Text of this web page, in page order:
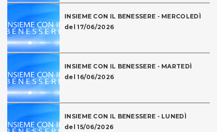
INSIEME CON IL BENESSERE - MERCOLEDÌ
del 17/06/2026
INSIEME CON IL BENESSERE - MARTEDÌ
del 16/06/2026
INSIEME CON IL BENESSERE - LUNEDÌ
del 15/06/2026